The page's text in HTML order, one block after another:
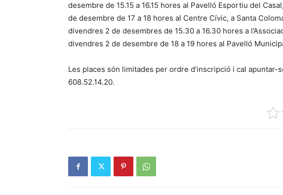
desembre de 15.15 a 16.15 hores al Pavelló Esportiu del
de desembre de 17 a 18 hores al Centre Cívic, a Santa
divendres 2 de desembres de 15.30 a 16.30 hores a
divendres 2 de desembre de 18 a 19 hores al Pavelló
Les places són limitades per ordre d’inscripció i cal apuntar-
608.52.14.20.